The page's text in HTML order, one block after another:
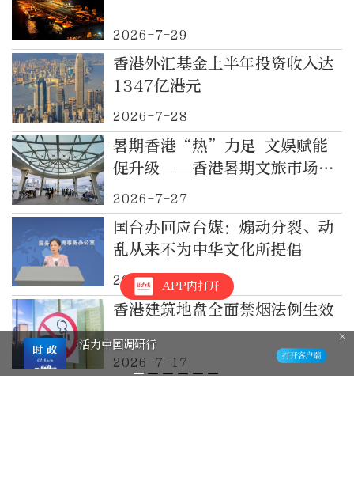
2026-7-29
香港外汇基金上半年投资收入达
1347亿港元
2026-7-28
暑期香港“热”力足 文娱赋能
促升级——香港暑期文旅市场观
察
2026-7-27
国台办回应台媒：煽动分裂、动
乱从来不为中华文化所提倡
2026-7-22
香港建筑地盘全面禁烟法例生效
2026-7-17
APP内打开
活力中国调研行